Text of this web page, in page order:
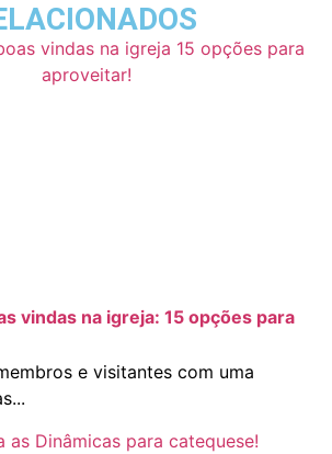
vindas na igreja: 15 opções para
e visitantes com uma